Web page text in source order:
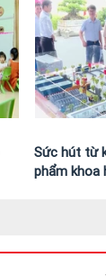
Sức hút từ
phẩm khoa